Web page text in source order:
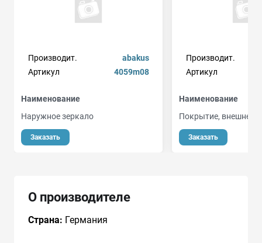
Производит.
abakus
Артикул
4059m08
Наименование
Наружное зеркало
Заказать
Производит.
Артикул
Наименование
Покрытие, внешнее
Заказать
О производителе
Страна: Германия